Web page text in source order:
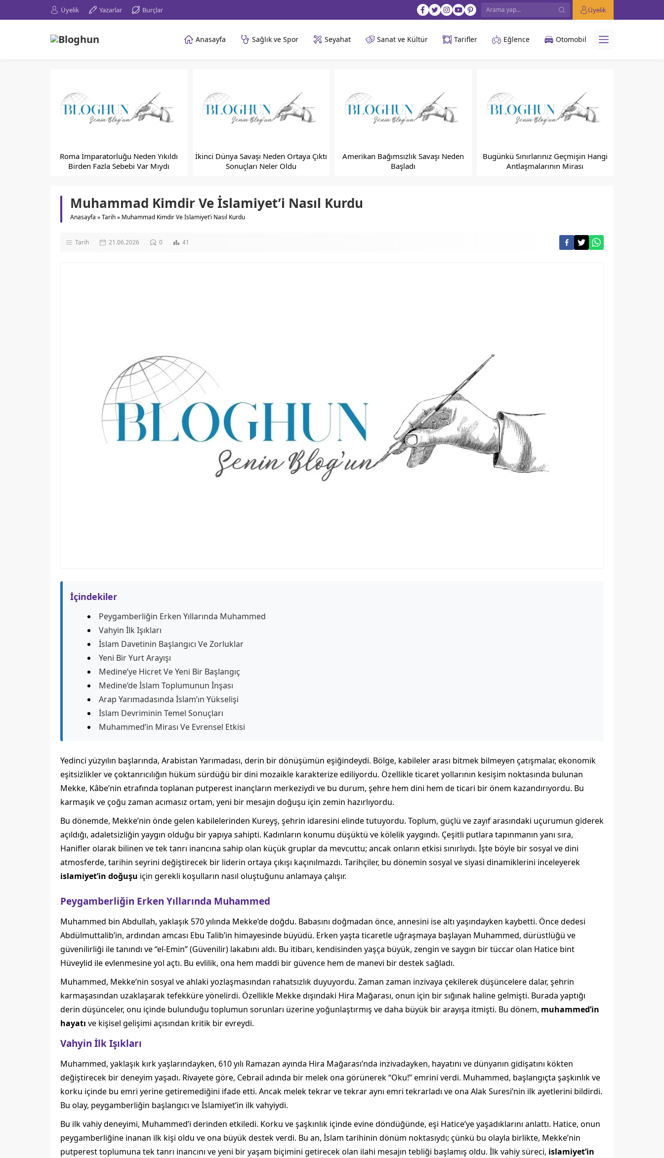
Üyelik Yazarlar Burçlar Üyelik
Anasayfa Sağlık ve Spor Seyahat Sanat ve Kültür Tarifler Eğlence Otomobil
Roma İmparatorluğu Neden Yıkıldı
Birden Fazla Sebebi Var Mıydı
İkinci Dünya Savaşı Neden Ortaya Çıktı
Sonuçları Neler Oldu
Amerikan Bağımsızlık Savaşı Neden
Başladı
Bugünkü Sınırlarınız Geçmişin Hangi
Antlaşmalarının Mirası
Muhammad Kimdir Ve İslamiyet’i Nasıl Kurdu
Anasayfa »Tarih» Muhammad Kimdir Ve İslamiyet’i Nasıl Kurdu
Tarih 21.06.2026 0 41
İçindekiler
Peygamberliğin Erken Yıllarında Muhammed
Vahyin İlk Işıkları
İslam Davetinin Başlangıcı Ve Zorluklar
Yeni Bir Yurt Arayışı
Medine’ye Hicret Ve Yeni Bir Başlangıç
Medine’de İslam Toplumunun İnşası
Arap Yarımadasında İslam’ın Yükselişi
İslam Devriminin Temel Sonuçları
Muhammed’in Mirası Ve Evrensel Etkisi
Yedinci yüzyılın başlarında, Arabistan Yarımadası, derin bir dönüşümün eşiğindeydi. Bölge, kabileler arası bitmek bilmeyen çatışmalar, ekonomik
eşitsizlikler ve çoktanrıcılığın hüküm sürdüğü bir dini mozaikle karakterize ediliyordu. Özellikle ticaret yollarının kesişim noktasında bulunan
Mekke, Kâbe’nin etrafında toplanan putperest inançların merkeziydi ve bu durum, şehre hem dini hem de ticari bir önem kazandırıyordu. Bu
karmaşık ve çoğu zaman acımasız ortam, yeni bir mesajın doğuşu için zemin hazırlıyordu.
Bu dönemde, Mekke’nin önde gelen kabilelerinden Kureyş, şehrin idaresini elinde tutuyordu. Toplum, güçlü ve zayıf arasındaki uçurumun giderek
açıldığı, adaletsizliğin yaygın olduğu bir yapıya sahipti. Kadınların konumu düşüktü ve kölelik yaygındı. Çeşitli putlara tapınmanın yanı sıra,
Hanifler olarak bilinen ve tek tanrı inancına sahip olan küçük gruplar da mevcuttu; ancak onların etkisi sınırlıydı. İşte böyle bir sosyal ve dini
atmosferde, tarihin seyrini değiştirecek bir liderin ortaya çıkışı kaçınılmazdı. Tarihçiler, bu dönemin sosyal ve siyasi dinamiklerini inceleyerek
islamiyet’in doğuşu için gerekli koşulların nasıl oluştuğunu anlamaya çalışır.
Peygamberliğin Erken Yıllarında Muhammed
Muhammed bin Abdullah, yaklaşık 570 yılında Mekke’de doğdu. Babasını doğmadan önce, annesini ise altı yaşındayken kaybetti. Önce dedesi
Abdülmuttalib’in, ardından amcası Ebu Talib’in himayesinde büyüdü. Erken yaşta ticaretle uğraşmaya başlayan Muhammed, dürüstlüğü ve
güvenilirliği ile tanındı ve “el-Emin” (Güvenilir) lakabını aldı. Bu itibarı, kendisinden yaşça büyük, zengin ve saygın bir tüccar olan Hatice bint
Hüveylid ile evlenmesine yol açtı. Bu evlilik, ona hem maddi bir güvence hem de manevi bir destek sağladı.
Muhammed, Mekke’nin sosyal ve ahlaki yozlaşmasından rahatsızlık duyuyordu. Zaman zaman inzivaya çekilerek düşüncelere dalar, şehrin
karmaşasından uzaklaşarak tefekküre yönelirdi. Özellikle Mekke dışındaki Hira Mağarası, onun için bir sığınak haline gelmişti. Burada yaptığı
derin düşünceler, onu içinde bulunduğu toplumun sorunları üzerine yoğunlaştırmış ve daha büyük bir arayışa itmişti. Bu dönem, muhammed’in
hayatı ve kişisel gelişimi açısından kritik bir evreydi.
Vahyin İlk Işıkları
Muhammed, yaklaşık kırk yaşlarındayken, 610 yılı Ramazan ayında Hira Mağarası’nda inzivadayken, hayatını ve dünyanın gidişatını kökten
değiştirecek bir deneyim yaşadı. Rivayete göre, Cebrail adında bir melek ona görünerek “Oku!” emrini verdi. Muhammed, başlangıçta şaşkınlık ve
korku içinde bu emri yerine getiremediğini ifade etti. Ancak melek tekrar ve tekrar aynı emri tekrarladı ve ona Alak Suresi’nin ilk ayetlerini bildirdi.
Bu olay, peygamberliğin başlangıcı ve İslamiyet’in ilk vahyiydi.
Bu ilk vahiy deneyimi, Muhammed’i derinden etkiledi. Korku ve şaşkınlık içinde evine döndüğünde, eşi Hatice’ye yaşadıklarını anlattı. Hatice, onun
peygamberliğine inanan ilk kişi oldu ve ona büyük destek verdi. Bu an, İslam tarihinin dönüm noktasıydı; çünkü bu olayla birlikte, Mekke’nin
putperest toplumuna tek tanrı inancını ve yeni bir yaşam biçimini getirecek olan ilahi mesajın tebliği başlamış oldu. İlk vahiy süreci, islamiyet’in